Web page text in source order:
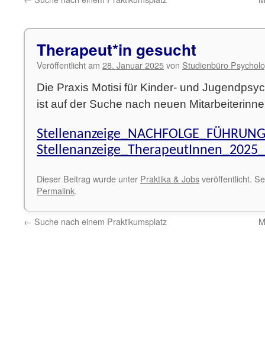
Therapeut*in gesucht
Veröffentlicht am 28. Januar 2025von Studienbüro
Die Praxis Motisi für Kinder- und
ist auf der Suche nach neuen
Dieser Beitrag wurde unter Praktika & Jobsveröffentlicht.
Permalink.
← Suche nach einem Praktikumsplatz